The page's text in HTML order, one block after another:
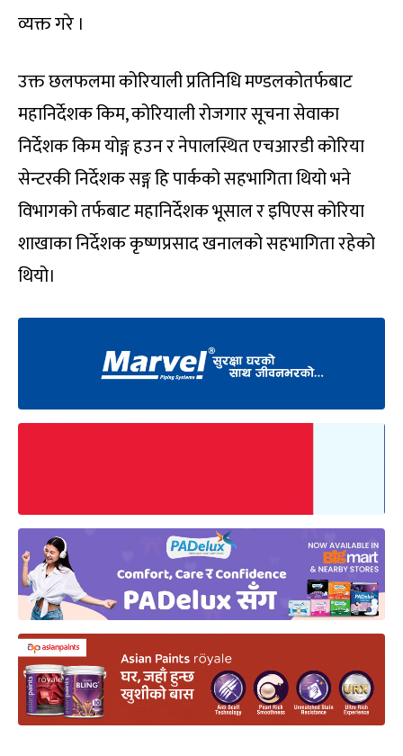
व्यक्त गरे ।
उक्त छलफलमा कोरियाली प्रतिनिधि मण्डलकोतर्फबाट
महानिर्देशक किम, कोरियाली रोजगार सूचना सेवाका
निर्देशक किम योङ्ग हउन र नेपालस्थित एचआरडी कोरिया
सेन्टरकी निर्देशक सङ्ग हि पार्कको सहभागिता थियो भने
विभागको तर्फबाट महानिर्देशक भूसाल र इपिएस कोरिया
शाखाका निर्देशक कृष्णप्रसाद खनालको सहभागिता रहेको
थियो।